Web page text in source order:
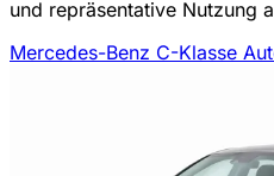
und repräsentative Nutzung
Mercedes-Benz C-Klasse